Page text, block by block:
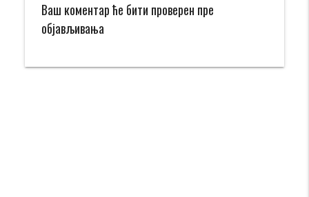
Ваш коментар ће бити проверен пре
објављивања